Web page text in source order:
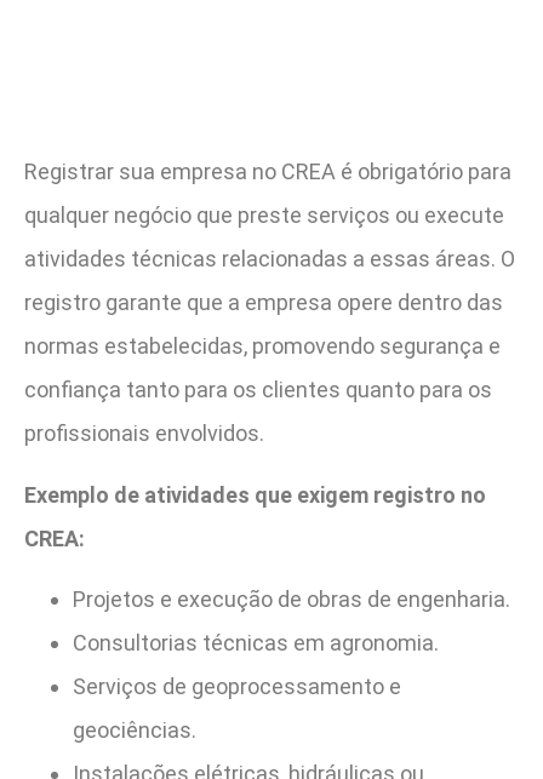
Registrar sua empresa no CREA é obrigatório para
qualquer negócio que preste serviços ou execute
atividades técnicas relacionadas a essas áreas. O
registro garante que a empresa opere dentro das
normas estabelecidas, promovendo segurança e
confiança tanto para os clientes quanto para os
profissionais envolvidos.
Exemplo de atividades que exigem registro no
CREA:
Projetos e execução de obras de engenharia.
Consultorias técnicas em agronomia.
Serviços de geoprocessamento e
geociências.
Instalações elétricas, hidráulicas ou